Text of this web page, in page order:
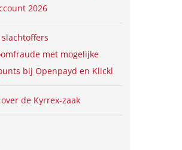
2026
met mogelijke
bij Openpayd en Klickl
de Kyrrex-zaak